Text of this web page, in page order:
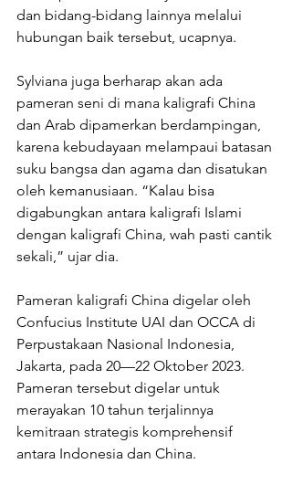
dan bidang-bidang lainnya melalui
hubungan baik tersebut, ucapnya.
Sylviana juga berharap akan ada
pameran seni di mana kaligrafi China
dan Arab dipamerkan berdampingan,
karena kebudayaan melampaui batasan
suku bangsa dan agama dan disatukan
oleh kemanusiaan. “Kalau bisa
digabungkan antara kaligrafi Islami
dengan kaligrafi China, wah pasti cantik
sekali,” ujar dia.
Pameran kaligrafi China digelar oleh
Confucius Institute UAI dan OCCA di
Perpustakaan Nasional Indonesia,
Jakarta, pada 20—22 Oktober 2023.
Pameran tersebut digelar untuk
merayakan 10 tahun terjalinnya
kemitraan strategis komprehensif
antara Indonesia dan China.